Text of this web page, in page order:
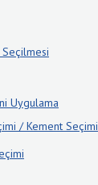
Uygulama
/ Kement Seçimi